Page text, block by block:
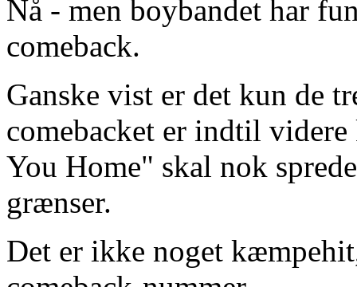
Nå - men boybandet har
comeback.
Ganske vist er det kun de
comebacket er indtil
You Home" skal nok
grænser.
Det er ikke noget